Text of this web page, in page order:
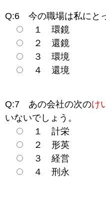
Q:6 今の職場は私にと
１ 環鏡
２ 還鏡
３ 環境
４ 還境
Q:7 あの会社の次のけ
いないでしょう。
１ 計栄
２ 形英
３ 経営
４ 刑永